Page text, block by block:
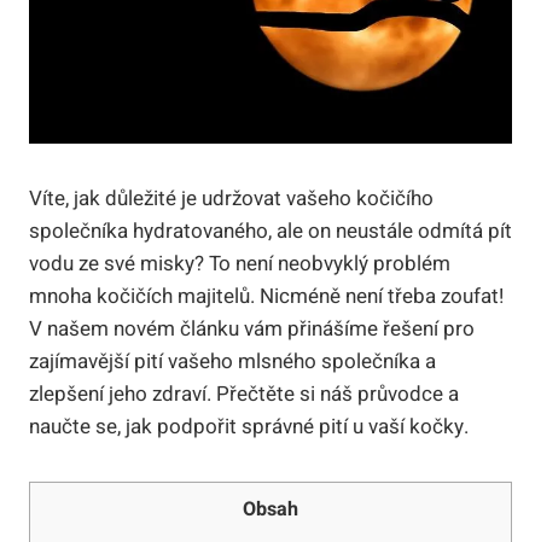
Víte, jak důležité je udržovat vašeho kočičího
společníka hydratovaného, ale on neustále odmítá pít
vodu ze své misky? To není neobvyklý problém
mnoha kočičích majitelů. Nicméně není třeba zoufat!
V našem novém článku vám přinášíme řešení pro
zajímavější pití vašeho mlsného společníka a
zlepšení jeho zdraví. Přečtěte si náš průvodce a
naučte se, jak podpořit správné pití u vaší kočky.
Obsah